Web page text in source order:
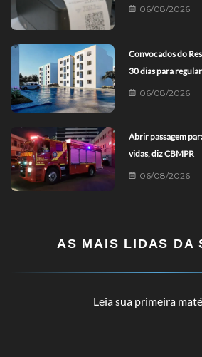
06/08/2026
Convocados do
30 dias para
06/08/2026
Abrir passagem
vidas, diz CBMPR
06/08/2026
AS MAIS LIDAS DA
Leia sua primeira